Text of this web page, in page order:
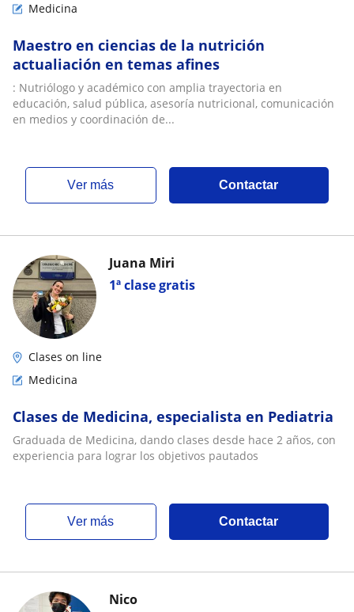
Medicina
Maestro en ciencias de la nutrición
actualiación en temas afines
: Nutriólogo y académico con amplia trayectoria en
educación, salud pública, asesoría nutricional, comunicación
en medios y coordinación de...
ver más Contactar
1ª clase gratis
Juana Miri
Clases on line
Medicina
Clases de Medicina, especialista en Pediatria
Graduada de Medicina, dando clases desde hace 2 años, con
experiencia para lograr los objetivos pautados
ver más Contactar
Nico